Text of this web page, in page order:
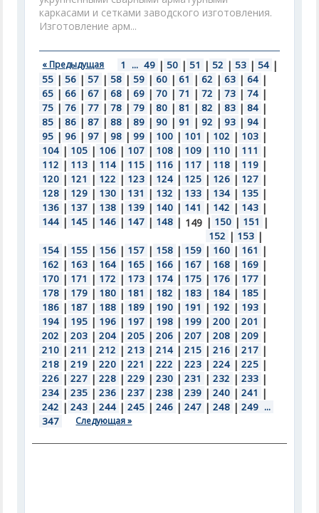
каркасами и сетками заводского изготовления.
Изготовление арм...
« Предыдущая 1 ... 49 | 50 | 51 | 52 | 53 | 54 |
55 | 56 | 57 | 58 | 59 | 60 | 61 | 62 | 63 | 64 |
65 | 66 | 67 | 68 | 69 | 70 | 71 | 72 | 73 | 74 |
75 | 76 | 77 | 78 | 79 | 80 | 81 | 82 | 83 | 84 |
85 | 86 | 87 | 88 | 89 | 90 | 91 | 92 | 93 | 94 |
95 | 96 | 97 | 98 | 99 | 100 | 101 | 102 | 103 |
104 | 105 | 106 | 107 | 108 | 109 | 110 | 111 |
112 | 113 | 114 | 115 | 116 | 117 | 118 | 119 |
120 | 121 | 122 | 123 | 124 | 125 | 126 | 127 |
128 | 129 | 130 | 131 | 132 | 133 | 134 | 135 |
136 | 137 | 138 | 139 | 140 | 141 | 142 | 143 |
144 | 145 | 146 | 147 | 148 | 149 | 150 | 151 |
152 | 153 |
154 | 155 | 156 | 157 | 158 | 159 | 160 | 161 |
162 | 163 | 164 | 165 | 166 | 167 | 168 | 169 |
170 | 171 | 172 | 173 | 174 | 175 | 176 | 177 |
178 | 179 | 180 | 181 | 182 | 183 | 184 | 185 |
186 | 187 | 188 | 189 | 190 | 191 | 192 | 193 |
194 | 195 | 196 | 197 | 198 | 199 | 200 | 201 |
202 | 203 | 204 | 205 | 206 | 207 | 208 | 209 |
210 | 211 | 212 | 213 | 214 | 215 | 216 | 217 |
218 | 219 | 220 | 221 | 222 | 223 | 224 | 225 |
226 | 227 | 228 | 229 | 230 | 231 | 232 | 233 |
234 | 235 | 236 | 237 | 238 | 239 | 240 | 241 |
242 | 243 | 244 | 245 | 246 | 247 | 248 | 249 ...
347
Следующая »